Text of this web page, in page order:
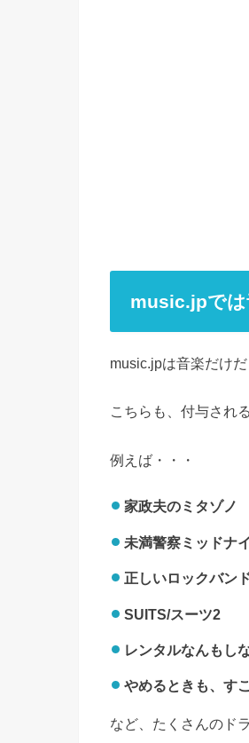
music.jpでは
music.jpは音楽だけ
こちらも、付与され
例えば・・・
家政夫のミタゾノ
未満警察ミッドナ
正しいロックバン
SUITS/スーツ2
レンタルなんもし
やめるときも、す
など、たくさんのド